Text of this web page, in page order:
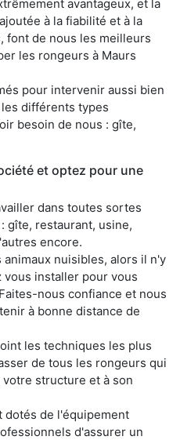
avantageux, et la
à la fiabilité et à la
font de nous les meilleurs
les rongeurs à Maurs
pour intervenir aussi bien
différents types
besoin de nous : gîte,
et optez pour une
dans toutes sortes
gîte, restaurant, usine,
encore.
nuisibles, alors il n'y
installer pour vous
nous confiance et nous
à bonne distance de
les techniques les plus
de tous les rongeurs qui
structure et à son
dotés de l'équipement
d'assurer un